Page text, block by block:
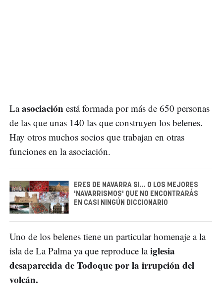
Laasociación está formada por más de 650 personas
de las que unas 140 las que construyen los belenes.
Hay otros muchos socios que trabajan en otras
funciones en la asociación.
ERES DE NAVARRA SI... O LOS MEJORES
'NAVARRISMOS' QUE NO ENCONTRARÁS
EN CASI NINGÚN DICCIONARIO
Uno de los belenes tiene un particular homenaje a la
isla de La Palma ya que reproduce laiglesia
desaparecida de Todoque por la irrupción del
volcán.